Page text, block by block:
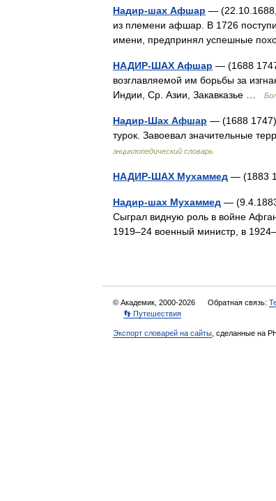
Надир-шах Афшар —
из племени афшар. В 1726
имени, предпринял успешные
НАДИР-ШАХ Афшар — (1688
возглавляемой им борьбы за
Индии, Ср. Азии, Закавказье …
Надир-Шах Афшар — (1688
турок. Завоевал значительные
энциклопедический словарь
НАДИР-ШАХ Мухаммед — (1883
Надир-шах Мухаммед —
Сыграл видную роль в войне
1919‒24 военный министр, в
© Академик, 2000-2026 Обратная связь:
👣 Путешествия
Экспорт словарей на сайты , сделанные на